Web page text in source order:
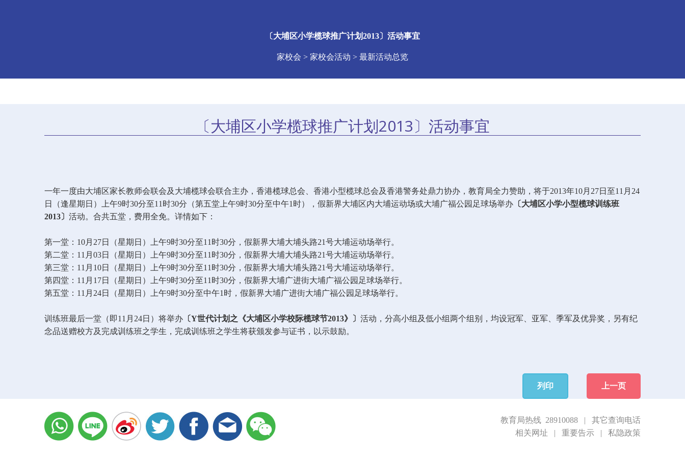
〔大埔区小学榄球推广计划2013〕活动事宜
家校会 > 家校会活动 > 最新活动总览
〔大埔区小学榄球推广计划2013〕活动事宜
一年一度由大埔区家长教师会联会及大埔榄球会联合主办，香港榄球总会、香港小型榄球总会及香港警务处鼎力协办，教育局全力赞助，将于2013年10月 27日至11 月 24
日（逢星期日）上午9时30分至11 时30分（第五堂上午9时30分至中午1 时），假新界大埔区内大埔运动场或大埔广福公园足球场举办 〔大埔区小学小型榄球训练班
2013〕 活动。合共五堂，费用全免。详情如下：
第一堂： 10月 27日（星期日）上午9时30分至11 时30分，假新界大埔大埔头路21号大埔运动场举行。
第二堂： 11 月 03日（星期日）上午9时30分至11 时30分，假新界大埔大埔头路21号大埔运动场举行。
第三堂： 11 月 10日（星期日）上午9时30分至11 时30分，假新界大埔大埔头路21号大埔运动场举行。
第四堂： 11 月 17日（星期日）上午9时30分至11 时30分，假新界大埔广进街大埔广福公园足球场举行。
第五堂： 11 月 24日（星期日）上午9时30分至中午1 时，假新界大埔广进街大埔广福公园足球场举行。
训练班最后一堂（即11 月 24日）将举办 〔Y世代计划之《大埔区小学校际榄球节2013》〕 活动，分高小组及低小组两个组别，均设冠军、亚军、季军及优异奖，另有纪
念品送赠校方及完成训练班之学生，完成训练班之学生将获颁发参与证书，以示鼓励。
列印 上一页
教育局热线 28910088 | 其它查询电话
相关网址 | 重要告示 | 私隐政策